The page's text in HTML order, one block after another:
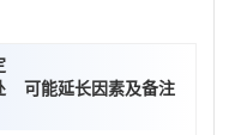
可能延长因素及备注